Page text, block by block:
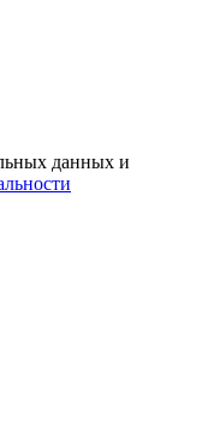
данных и